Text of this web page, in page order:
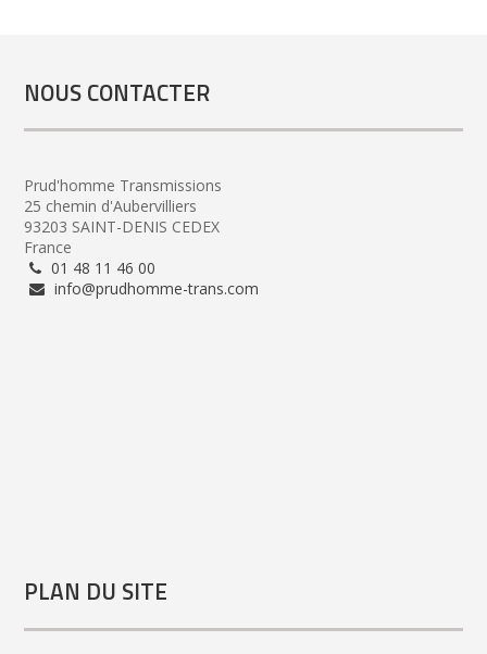
NOUS CONTACTER
Prud'homme Transmissions
25 chemin d'Aubervilliers
93203 SAINT-DENIS CEDEX
France
01 48 11 46 00
info@prudhomme-trans.com
PLAN DU SITE